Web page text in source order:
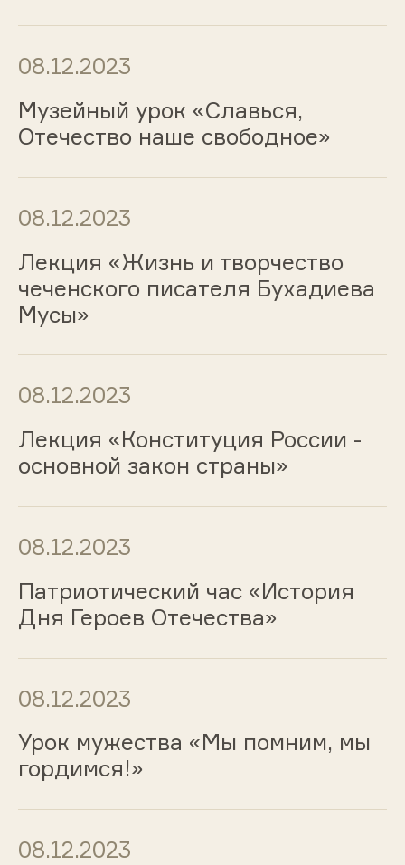
08.12.2023
Музейный урок «Славься,
Отечество наше свободное»
08.12.2023
Лекция «Жизнь и творчество
чеченского писателя Бухадиева
Мусы»
08.12.2023
Лекция «Конституция России -
основной закон страны»
08.12.2023
Патриотический час «История
Дня Героев Отечества»
08.12.2023
Урок мужества «Мы помним, мы
гордимся!»
08.12.2023